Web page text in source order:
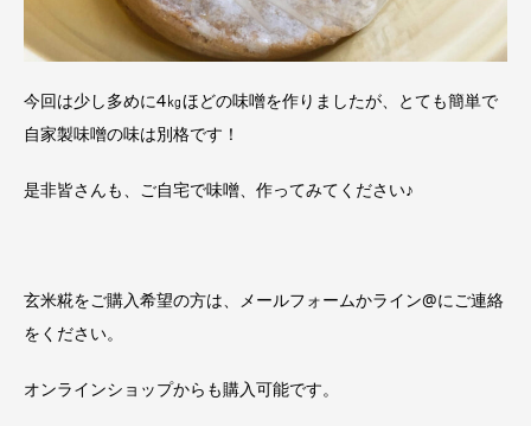
今回は少し多めに4㎏ほどの味噌を作りましたが、とても簡単で
自家製味噌の味は別格です！
是非皆さんも、ご自宅で味噌、作ってみてください♪
玄米糀をご購入希望の方は、メールフォームかライン@にご連絡
をください。
オンラインショップからも購入可能です。